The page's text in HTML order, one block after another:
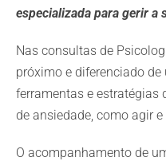
especializada para gerir a
Nas consultas de
próximo e diferenciado
ferramentas e estratégias
de ansiedade, como agir
O acompanhamento de